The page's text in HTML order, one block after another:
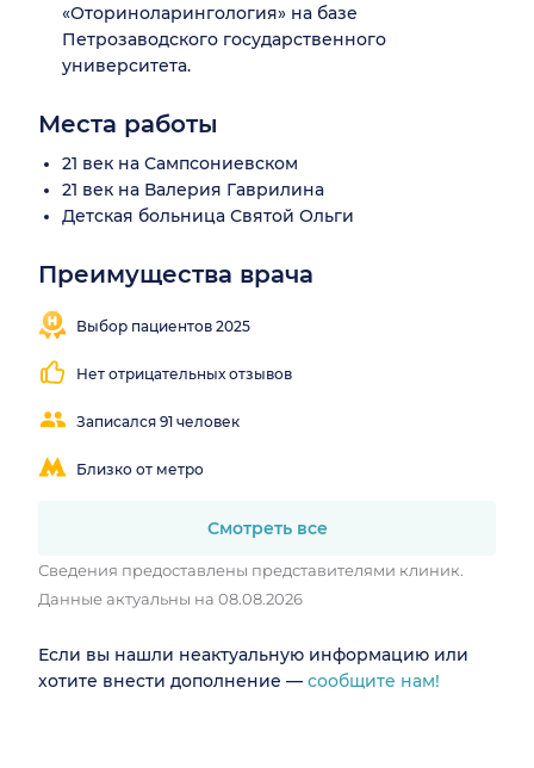
«Оториноларингология» на базе
Петрозаводского государственного
университета.
Места работы
21 век на Сампсониевском
21 век на Валерия Гаврилина
Детская больница Святой Ольги
Преимущества врача
Выбор пациентов 2025
Нет отрицательных отзывов
Записался 91 человек
Близко от метро
объяснения
Смотреть все
Сведения предоставлены представителями клиник.
Данные актуальны на 08.08.2026
Если вы нашли неактуальную информацию или
хотите внести дополнение — сообщите нам!